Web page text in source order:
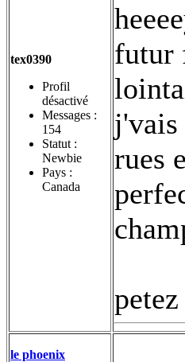
tex0390
Profil
désactivé
Messages :
154
Statut :
Newbie
Pays :
Canada
futur
j'vais
rues
le phoenix